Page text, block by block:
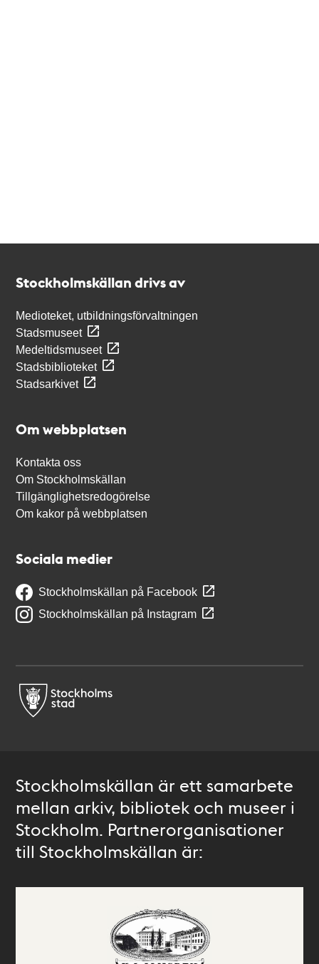
Stockholmskällan drivs av
Medioteket, utbildningsförvaltningen
Stadsmuseet
Medeltidsmuseet
Stadsbiblioteket
Stadsarkivet
Om webbplatsen
Kontakta oss
Om Stockholmskällan
Tillgänglighetsredogörelse
Om kakor på webbplatsen
Sociala medier
Stockholmskällan på Facebook
Stockholmskällan på Instagram
Stockholmskällan är ett samarbete
mellan arkiv, bibliotek och museer i
Stockholm. Partnerorganisationer
till Stockholmskällan är: